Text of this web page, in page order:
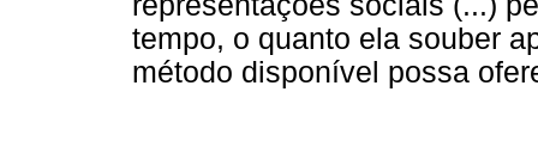
tempo, o quanto ela souber
método disponível possa